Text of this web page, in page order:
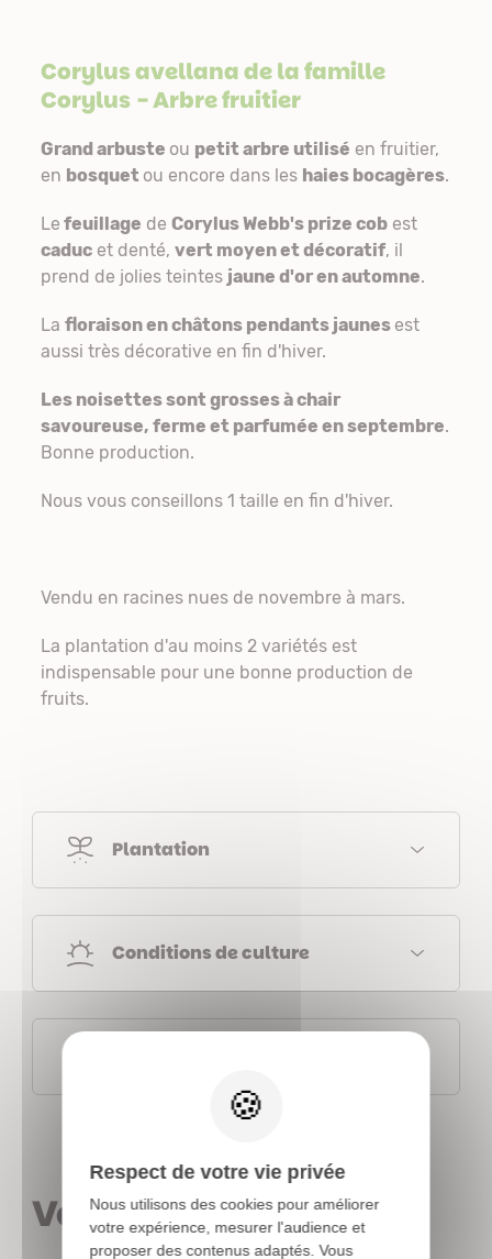
Corylus avellana de la famille
Corylus- Arbre fruitier
Grand arbuste ou petit arbre utilisé en fruitier,
en bosquet ou encore dans les haies bocagères.
Le feuillage de Corylus Webb's prize cobest
caducet denté, vert moyen et décoratif, il
prend de jolies teintes jaune d'or en automne.
La floraison en châtons pendants jaunes est
aussi très décorative en fin d'hiver.
Les noisettes sont grosses à chair
savoureuse, ferme et parfumée en septembre.
Bonne production.
Nous vous conseillons 1 taille en fin d'hiver.
Vendu en racines nues de novembre à mars.
La plantation d'au moins 2 variétés est
indispensable pour une bonne production de
fruits.
Plantation
Conditions de culture
Vous aimerez aussi
Respect de votre vie privée
Nous utilisons des cookies pour améliorer
votre expérience, mesurer l'audience et
proposer des contenus adaptés. Vous